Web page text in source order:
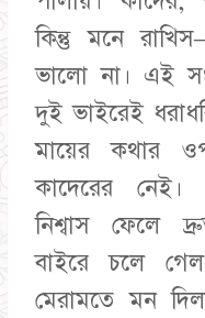
কিন্তু মনে
ভালো না। এই
দুই ভাইরেই
​মায়ের কথার
কাদেরের
নিশ্বাস ফেলে
বাইরে চলে
মেরামতে মন